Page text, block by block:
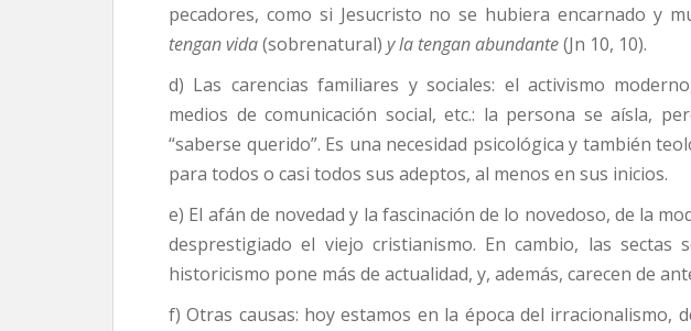
pecadores, como si Jesucristo no se hubiera encarnado y
tengan vida(sobrenatural) y la tengan abundante(Jn 10, 10).
d) Las carencias familiares y sociales: el activismo
medios de comunicación social, etc.: la persona se aísla,
“saberse querido”. Es una necesidad psicológica y también
para todos o casi todos sus adeptos, al menos en sus inicios.
e) El afán de novedad y la fascinación de lo novedoso, de la
desprestigiado el viejo cristianismo. En cambio, las sectas
historicismo pone más de actualidad, y, además, carecen de
f) Otras causas: hoy estamos en la época del irracionalismo,